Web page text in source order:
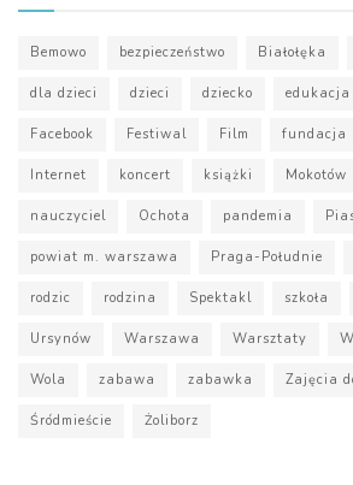
Bemowo bezpieczeństwo Białołęka
dla dzieci dzieci dziecko edukacja
Facebook Festiwal Film fundacja
Internet koncert książki Mokotów
nauczyciel Ochota pandemia
powiat m. warszawa Praga-Południe
rodzic rodzina Spektakl szkoła
Ursynów Warszawa Warsztaty
Wola zabawa zabawka Zajęcia
Śródmieście Żoliborz